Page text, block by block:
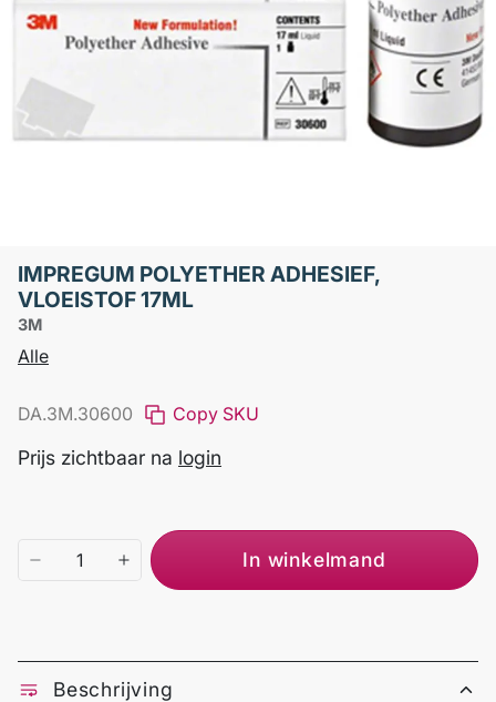
IMPREGUM POLYETHER ADHESIEF,
VLOEISTOF 17ML
3M
Alle
DA.3M.30600 Copy SKU
Prijs zichtbaar na login
In winkelmand
Beschrijving